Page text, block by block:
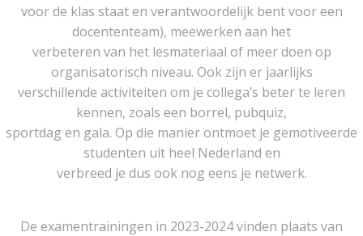
voor de klas staat en verantwoordelijk bent voor een
docententeam), meewerken aan het
verbeteren van het lesmateriaal of meer doen op
organisatorisch niveau. Ook zijn er jaarlijks
verschillende activiteiten om je collega’s beter te leren
kennen, zoals een borrel, pubquiz,
sportdag en gala. Op die manier ontmoet je gemotiveerde
studenten uit heel Nederland en
verbreed je dus ook nog eens je netwerk.
De examentrainingen in 2023-2024 vinden plaats van